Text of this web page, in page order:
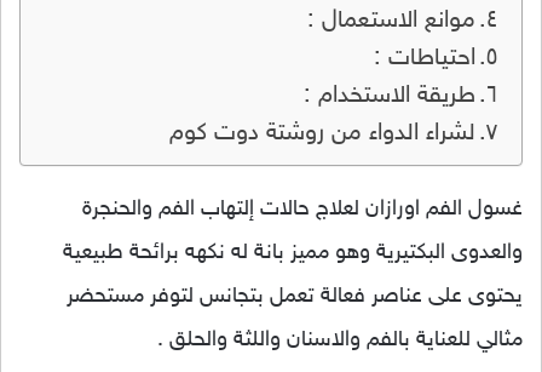
موانع الاستعمال :
احتياطات :
طريقة الاستخدام :
لشراء الدواء من روشتة دوت كوم
غسول الفم اورازان لعلاج حالات إلتهاب الفم والحنجرة
والعدوى البكتيرية وهو مميز بانة له نكهه برائحة طبيعية
يحتوى على عناصر فعالة تعمل بتجانس لتوفر مستحضر
مثالي للعناية بالفم والاسنان واللثة والحلق .